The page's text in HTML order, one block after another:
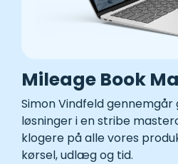
Mileage Book
Simon Vindfeld gennemgår
løsninger i en stribe
klogere på alle vores
kørsel, udlæg og tid.